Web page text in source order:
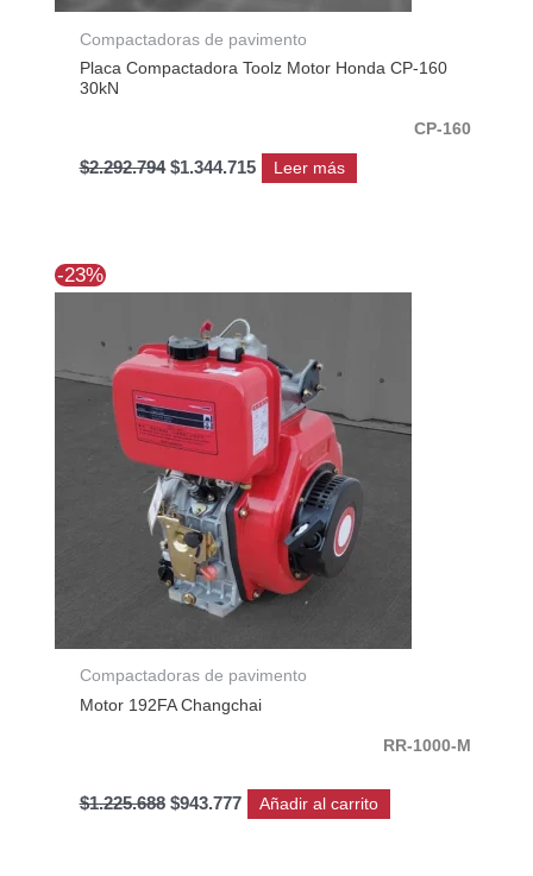
Compactadoras de pavimento
Placa Compactadora Toolz Motor Honda CP-160
30kN
CP-160
$2.292.794 $1.344.715 Leer más
-23%
Compactadoras de pavimento
Motor 192FA Changchai
RR-1000-M
$1.225.688
precio
era:
$1.225.688.
$943.777
precio
actual
es:
$943.777.
Añadir al carrito